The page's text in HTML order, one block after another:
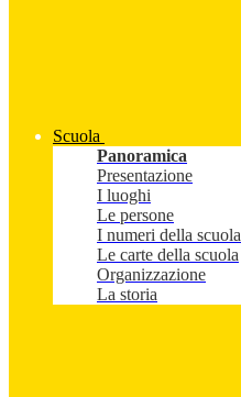
Scuola
Panoramica
Presentazione
I luoghi
Le persone
I numeri della scuola
Le carte della scuola
Organizzazione
La storia